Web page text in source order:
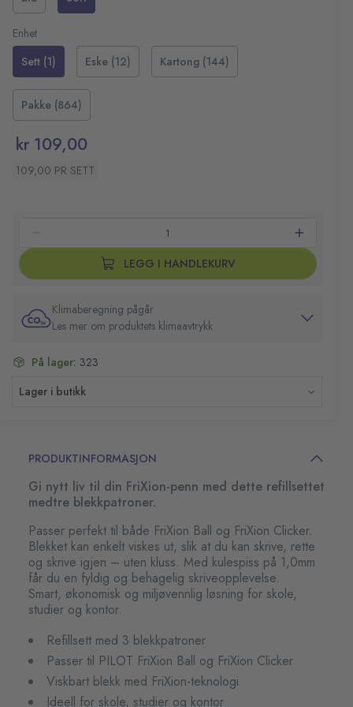
og kontor.Ideell for skole, studier og kontor
Farge: Sort
Enhet
Sett (1)
Eske (12) Kartong (144)
Pakke (864)
kr 109,00
109,00 PR SETT
LEGG I HANDLEKURV
Klimaberegning pågår
Les mer om produktets klimaavtrykk
På lager: 323
Lager i butikk
PRODUKTINFORMASJON
Gi nytt liv til din FriXion-penn med dette refillsettet
medtre blekkpatroner.
Passer perfekt til både FriXion Ball og FriXion Clicker.
Blekket kan enkelt viskes ut, slik at du kan skrive, rette
og skrive igjen – uten kluss. Med kulespiss på 1,0mm
får du en fyldig og behagelig skriveopplevelse.
Smart, økonomisk og miljøvennlig løsning for skole,
studier og kontor.
Refillsett med 3 blekkpatroner
Passer til PILOT FriXion Ball og FriXion Clicker
Viskbart blekk med FriXion-teknologi
Ideell for skole, studier og kontor